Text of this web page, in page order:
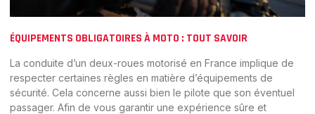
ÉQUIPEMENTS OBLIGATOIRES À MOTO : TOUT SAVOIR
La conduite d’un deux-roues motorisé en France implique de
respecter certaines règles en matière d’équipements de
sécurité. Cela concerne aussi bien le pilote que son éventuel
passager. Afin de vous garantir une expérience sûre et